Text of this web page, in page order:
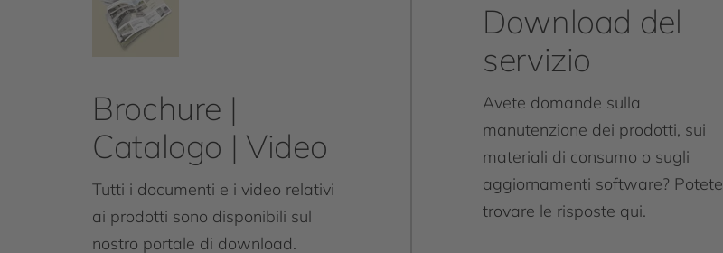
Brochure |
Catalogo | Video
Tutti i documenti e i video relativi
ai prodotti sono disponibili sul
nostro portale di download.
Download del
servizio
Avete domande sulla
manutenzione dei prodotti, sui
materiali di consumo o sugli
aggiornamenti software? Potete
trovare le risposte qui.